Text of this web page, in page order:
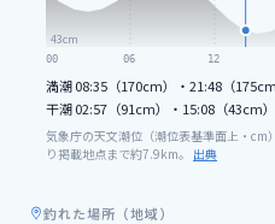
43cm
00 06 12
満潮08:35（170cm）・21:48（175cm
干潮02:57（91cm）・15:08（43cm）
気象庁の天文潮位（潮位表基準面上・cm
り掲載地点まで約7.9km。 出典
釣れた場所（地域）